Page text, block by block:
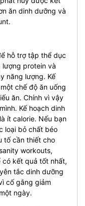
ăn dinh dưỡng và
hỗ trợ tập thể dục
protein và
năng lượng. Kế
chế độ ăn uống
ăn. Chính vì vậy
Kế hoạch dinh
ít calorie. Nếu bạn
loại bỏ chất béo
tố cần thiết cho
workouts,
có kết quả tốt nhất,
tắc dinh dưỡng
cố gắng giảm
ngày.